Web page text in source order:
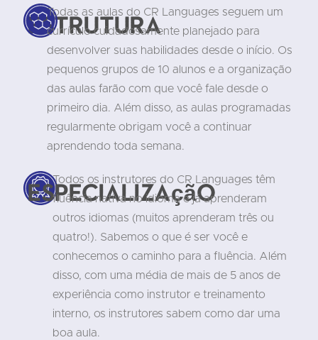
Estrutura
Todas as aulas do CR Languages seguem um
currículo cuidadosamente planejado para
desenvolver suas habilidades desde o início. Os
pequenos grupos de 10 alunos e a organização
das aulas farão com que você fale desde o
primeiro dia. Além disso, as aulas programadas
regularmente obrigam você a continuar
aprendendo toda semana.
Especialização
Todos os instrutores do CR Languages têm
fluência nativa no idioma e já aprenderam
outros idiomas (muitos aprenderam três ou
quatro!). Sabemos o que é ser você e
conhecemos o caminho para a fluência. Além
disso, com uma média de mais de 5 anos de
experiência como instrutor e treinamento
interno, os instrutores sabem como dar uma
boa aula.